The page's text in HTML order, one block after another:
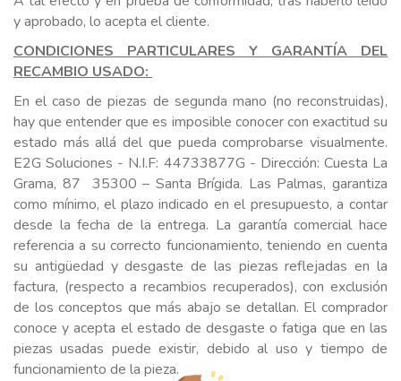
y aprobado, lo acepta el cliente.
CONDICIONES PARTICULARES Y GARANTÍA DEL
RECAMBIO USADO:
En el caso de piezas de segunda mano (no reconstruidas),
hay que entender que es imposible conocer con exactitud su
estado más allá del que pueda comprobarse visualmente.
E2G Soluciones - N.I.F: 44733877G - Dirección: Cuesta La
Grama, 87 35300 – Santa Brígida. Las Palmas, garantiza
como mínimo, el plazo indicado en el presupuesto, a contar
desde la fecha de la entrega. La garantía comercial hace
referencia a su correcto funcionamiento, teniendo en cuenta
su antigüedad y desgaste de las piezas reflejadas en la
factura, (respecto a recambios recuperados), con exclusión
de los conceptos que más abajo se detallan. El comprador
conoce y acepta el estado de desgaste o fatiga que en las
piezas usadas puede existir, debido al uso y tiempo de
funcionamiento de la pieza.